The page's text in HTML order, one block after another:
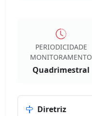
PERIODICIDADE
MONITORAMENTO
Quadrimestral
Diretriz